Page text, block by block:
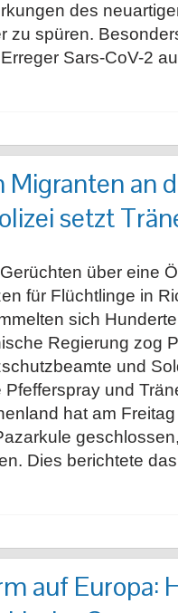
des
zu spüren.
Sars-CoV-2
Migranten an
setzt
über eine
für Flüchtlinge in
sich
Regierung zog
und
Pfefferspray und
hat am
Dies berichtete
auf Europa: